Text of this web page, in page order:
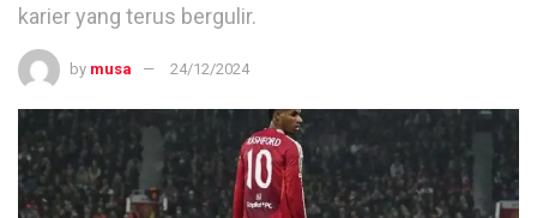
karier yang terus bergulir.
by musa 24/12/2024